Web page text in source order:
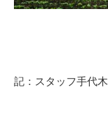
記：スタッフ手代木